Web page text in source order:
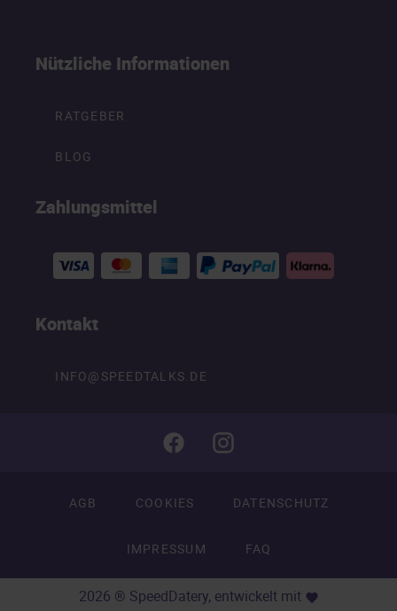
Nützliche Informationen
RATGEBER
BLOG
Zahlungsmittel
Kontakt
INFO@SPEEDTALKS.DE
AGB COOKIES DATENSCHUTZ
IMPRESSUM FAQ
2026 ® SpeedDatery, entwickelt mit